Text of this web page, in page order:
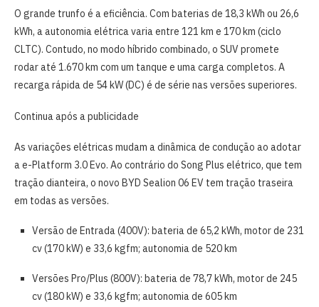
O grande trunfo é a eficiência. Com baterias de 18,3 kWh ou 26,6
kWh, a autonomia elétrica varia entre 121 km e 170 km (ciclo
CLTC). Contudo, no modo híbrido combinado, o SUV promete
rodar até 1.670 km com um tanque e uma carga completos. A
recarga rápida de 54 kW (DC) é de série nas versões superiores.
Continua após a publicidade
As variações elétricas mudam a dinâmica de condução ao adotar
a e-Platform 3.0 Evo. Ao contrário do Song Plus elétrico, que tem
tração dianteira, o novo BYD Sealion 06 EV tem tração traseira
em todas as versões.
Versão de Entrada (400V): bateria de 65,2 kWh, motor de 231
cv (170 kW) e 33,6 kgfm; autonomia de 520 km
Versões Pro/Plus (800V): bateria de 78,7 kWh, motor de 245
cv (180 kW) e 33,6 kgfm; autonomia de 605 km